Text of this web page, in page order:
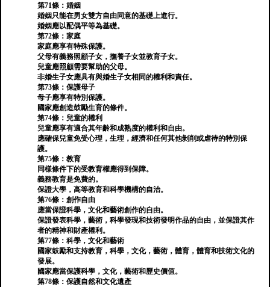
第71條：婚姻
婚姻只能在男女雙方自由同意的基礎上進行。
婚姻應以配偶平等為基礎。
第72條：家庭
家庭應享有特殊保護。
父母有義務照顧子女，撫養子女並教育子女。
兒童應照顧需要幫助的父母。
非婚生子女應具有與婚生子女相同的權利和責任。
第73條：保護母子
母子應享有特別保護。
國家應創造鼓勵生育的條件。
第74條：兒童的權利
兒童應享有適合其年齡和成熟度的權利和自由。
應確保兒童免受心理，生理，經濟和任何其他剝削或虐待的特別保
護。
第75條：教育
同樣條件下的受教育權應得到保障。
義務教育是免費的。
保證大學，高等教育和科學機構的自治。
第76條：創作自由
應當保證科學，文化和藝術創作的自由。
保證發表科學，藝術，科學發現和技術發明作品的自由，並保證其作
者的精神和財產權利。
第77條：科學，文化和藝術
國家鼓勵和支持教育，科學，文化，藝術，體育，體育和技術文化的
發展。
國家應當保護科學，文化，藝術和歷史價值。
第78條：保護自然和文化遺產